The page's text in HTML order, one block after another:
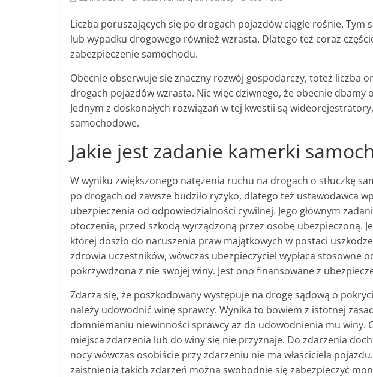
temat
Liczba poruszających się po drogach pojazdów ciągle rośnie.
lub wypadku drogowego również wzrasta. Dlatego też coraz
zabezpieczenie samochodu.
Obecnie obserwuje się znaczny rozwój gospodarczy, toteż liczba
drogach pojazdów wzrasta. Nic więc dziwnego, że obecnie dbamy
Jednym z doskonałych rozwiązań w tej kwestii są
samochodowe.
Jakie jest zadanie kamerki
W wyniku zwiększonego natężenia ruchu na drogach o stłuczkę
po drogach od zawsze budziło ryzyko, dlatego też ustawodawca
ubezpieczenia od odpowiedzialności cywilnej. Jego głównym
otoczenia, przed szkodą wyrządzoną przez osobę ubezpieczoną.
której doszło do naruszenia praw majątkowych w postaci
zdrowia uczestników, wówczas ubezpieczyciel wypłaca stosowne
pokrzywdzona z nie swojej winy. Jest ono finansowane z
Zdarza się, że poszkodowany występuje na drogę sądową o
należy udowodnić winę sprawcy. Wynika to bowiem z istotnej
domniemaniu niewinności sprawcy aż do udowodnienia mu winy.
miejsca zdarzenia lub do winy się nie przyznaje. Do zdarzenia
nocy wówczas osobiście przy zdarzeniu nie ma właściciela
zaistnienia takich zdarzeń można swobodnie się zabezpieczyć